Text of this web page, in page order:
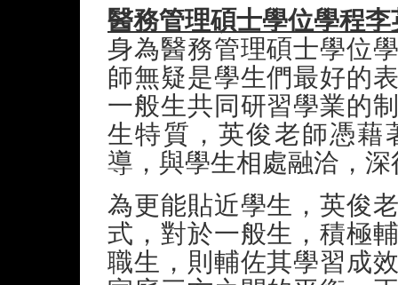
醫務管理碩士學位學程
身為醫務管理碩士學位
師無疑是學生們最好的
一般生共同研習學業的
生特質，英俊老師憑藉
導，與學生相處融洽，
為更能貼近學生，英俊
式，對於一般生，積極
職生，則輔佐其學習成